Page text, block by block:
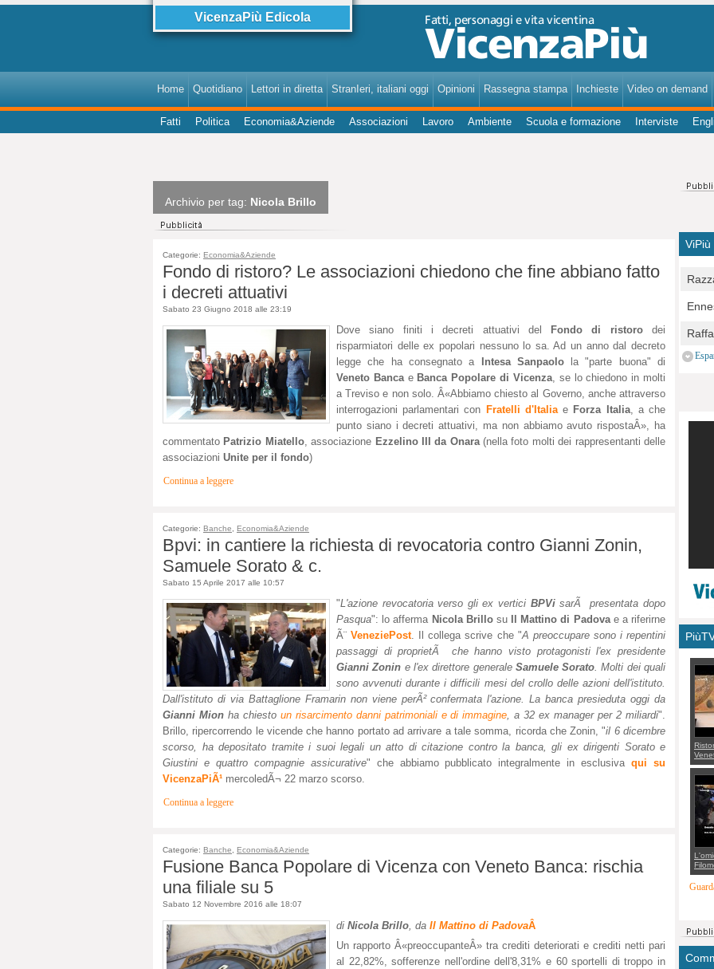
VicenzaPiù Edicola
Home Quotidiano Lettori in diretta StranIeri, italiani oggi Opinioni Rassegna stampa Inchieste Video on demand
Fatti Politica Economia&Aziende Associazioni Lavoro Ambiente Scuola e formazione Interviste
Archivio per tag: Nicola Brillo
Categorie: Economia&Aziende
Fondo di ristoro? Le associazioni chiedono che fine abbiano fatto
i decreti attuativi
Sabato 23 Giugno 2018 alle 23:19
Dove siano finiti i decreti attuativi del Fondo di ristorodei
risparmiatori delle ex popolari nessuno lo sa. Ad un anno dal decreto
legge che ha consegnato a
Intesa Sanpaolola "parte buona" di
Veneto Banca e Banca Popolare di Vicenza, se lo chiedono in molti
a Treviso e non solo. Â«Abbiamo chiesto al Governo, anche attraverso
interrogazioni parlamentari con Fratelli d'Italiae Forza Italia, a che
punto siano i decreti attuativi, ma non abbiamo avuto rispostaÂ», ha
commentato Patrizio Miatello, associazione Ezzelino III da Onara(nella foto molti dei rappresentanti delle
associazioni Unite per il fondo)
Continua a leggere
Categorie: Banche Economia&Aziende
Bpvi: in cantiere la richiesta di revocatoria contro Gianni Zonin,
Samuele Sorato & c.
Sabato 15 Aprile 2017 alle 10:57
"L'azione revocatoria verso gli ex vertici BPVisarÃ presentata dopo
Pasqua": lo afferma Nicola Brillosu Il Mattino di Padovae a riferirne
Ã¨ VeneziePost. Il collega scrive che "A preoccupare sono i repentini
passaggi di proprietÃ che hanno visto protagonisti l'ex presidente
Gianni Zonin e l'ex direttore generale Samuele Sorato. Molti dei quali
sono avvenuti durante i difficili mesi del crollo delle azioni dell'istituto.
Dall'istituto di via Battaglione Framarin non viene perÃ² confermata l'azione. La banca presieduta oggi da
Gianni Mion ha chiesto un risarcimento danni patrimoniali e di immagine, a 32 ex manager per 2 miliardi".
Brillo, ripercorrendo le vicende che hanno portato ad arrivare a tale somma, ricorda che Zonin, "il 6 dicembre
scorso, ha depositato tramite i suoi legali un atto di citazione contro la banca, gli ex dirigenti Sorato e
Giustini e quattro compagnie assicurative" che abbiamo pubblicato integralmente in esclusivaqui su
VicenzaPiÃ¹ mercoledÃ¬ 22 marzo scorso.
Continua a leggere
Categorie: Banche Economia&Aziende
Fusione Banca Popolare di Vicenza con Veneto Banca: rischia
una filiale su 5
Sabato 12 Novembre 2016 alle 18:07
di Nicola Brillo, da Il Mattino di PadovaÂ
Un rapporto Â«preoccupanteÂ» tra crediti deteriorati e crediti netti pari
al 22,82%, sofferenze nell'ordine dell'8,31% e 60 sportelli di troppo in
ViPiù
per
E
con